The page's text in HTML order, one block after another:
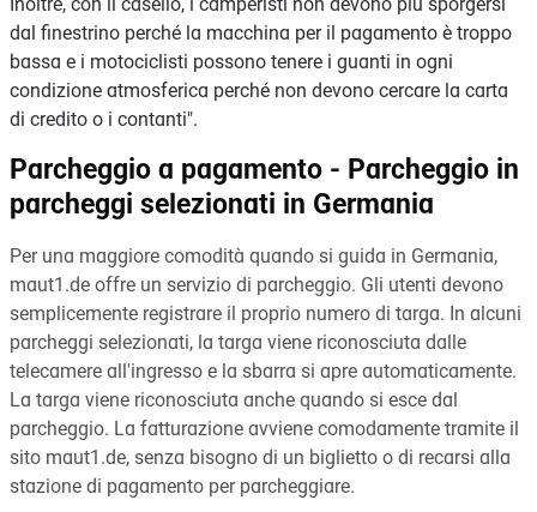
Inoltre, con il casello, i camperisti non devono più sporgersi
dal finestrino perché la macchina per il pagamento è troppo
bassa e i motociclisti possono tenere i guanti in ogni
condizione atmosferica perché non devono cercare la carta
di credito o i contanti".
Parcheggio a pagamento - Parcheggio in
parcheggi selezionati in Germania
Per una maggiore comodità quando si guida in Germania,
maut1.de offre un servizio di parcheggio. Gli utenti devono
semplicemente registrare il proprio numero di targa. In alcuni
parcheggi selezionati, la targa viene riconosciuta dalle
telecamere all'ingresso e la sbarra si apre automaticamente.
La targa viene riconosciuta anche quando si esce dal
parcheggio. La fatturazione avviene comodamente tramite il
sito maut1.de, senza bisogno di un biglietto o di recarsi alla
stazione di pagamento per parcheggiare.